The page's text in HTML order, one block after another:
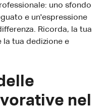
uno sfondo
e un'espressione
Ricorda, la tua
tua dedizione e
nel